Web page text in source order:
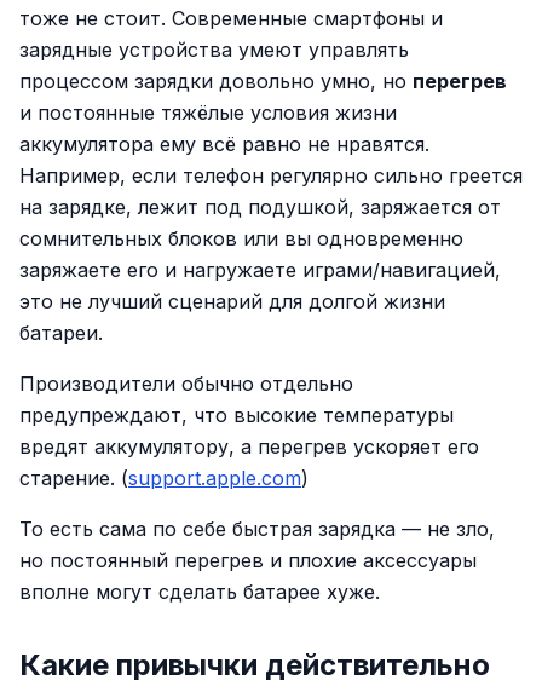
тоже не стоит. Современные смартфоны и
зарядные устройства умеют управлять
процессом зарядки довольно умно, но перегрев
и постоянные тяжёлые условия жизни
аккумулятора ему всё равно не нравятся.
Например, если телефон регулярно сильно греется
на зарядке, лежит под подушкой, заряжается от
сомнительных блоков или вы одновременно
заряжаете его и нагружаете играми/навигацией,
это не лучший сценарий для долгой жизни
батареи.
Производители обычно отдельно
предупреждают, что высокие температуры
вредят аккумулятору, а перегрев ускоряет его
старение. (support.apple.com)
То есть сама по себе быстрая зарядка — не зло,
но постоянный перегрев и плохие аксессуары
вполне могут сделать батарее хуже.
Какие привычки действительно